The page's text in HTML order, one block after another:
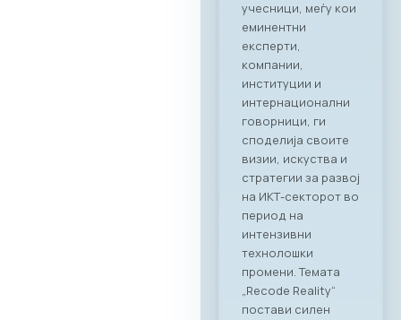
името „CONNECT &
TASTE“. Настанот
послужи како
платформа за
директно
поврзување на
лидерите од ИКТ
индустријата со
цел градење нови
партнерства и
истражување на
можности за
соработка во
опуштена, но
професионална
атмосфера.
Синергија помеѓу